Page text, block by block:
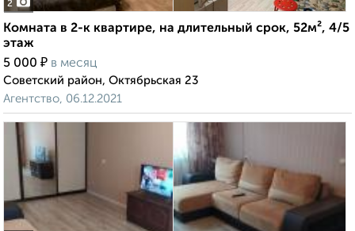
2
Комната в 2-к квартире, на длительный срок, 52м², 4/5
этаж
5 000 ₽ в месяц
Советский район, Октябрьская 23
Агентство, 06.12.2021